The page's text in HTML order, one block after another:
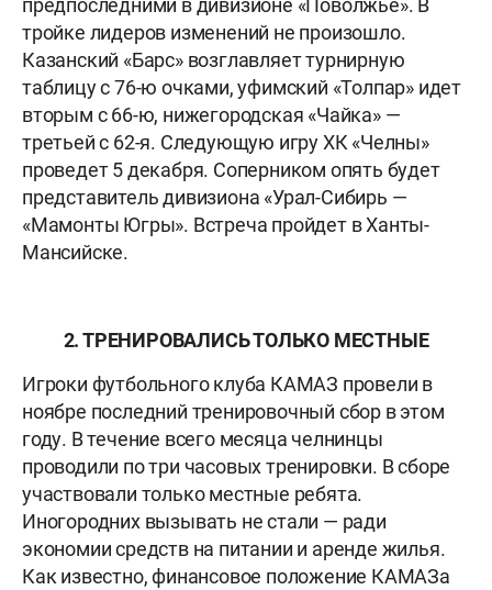
предпоследними в дивизионе «Поволжье». В
тройке лидеров изменений не произошло.
Казанский «Барс» возглавляет турнирную
таблицу с 76-ю очками, уфимский «Толпар» идет
вторым с 66-ю, нижегородская «Чайка» —
третьей с 62-я. Следующую игру ХК «Челны»
проведет 5 декабря. Соперником опять будет
представитель дивизиона «Урал-Сибирь —
«Мамонты Югры». Встреча пройдет в Ханты-
Мансийске.
2. ТРЕНИРОВАЛИСЬ ТОЛЬКО МЕСТНЫЕ
Игроки футбольного клуба КАМАЗ провели в
ноябре последний тренировочный сбор в этом
году. В течение всего месяца челнинцы
проводили по три часовых тренировки. В сборе
участвовали только местные ребята.
Иногородних вызывать не стали — ради
экономии средств на питании и аренде жилья.
Как известно, финансовое положение КАМАЗа